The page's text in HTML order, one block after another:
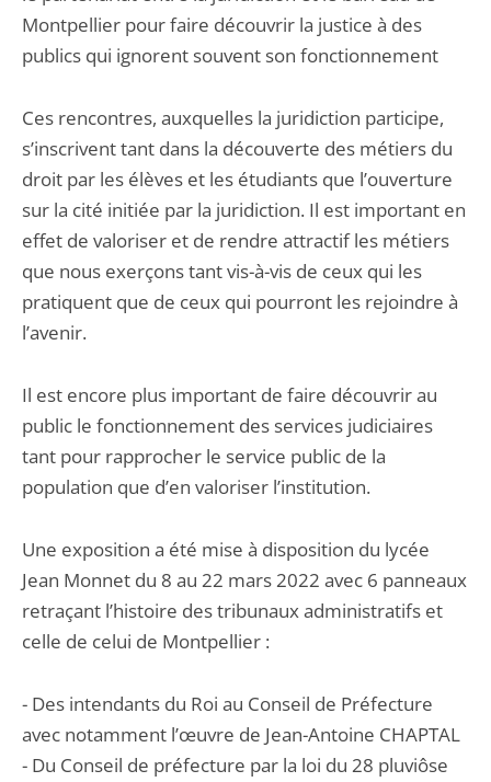
Montpellier pour faire découvrir la justice à des
publics qui ignorent souvent son fonctionnement
Ces rencontres, auxquelles la juridiction participe,
s’inscrivent tant dans la découverte des métiers du
droit par les élèves et les étudiants que l’ouverture
sur la cité initiée par la juridiction. Il est important en
effet de valoriser et de rendre attractif les métiers
que nous exerçons tant vis-à-vis de ceux qui les
pratiquent que de ceux qui pourront les rejoindre à
l’avenir.
Il est encore plus important de faire découvrir au
public le fonctionnement des services judiciaires
tant pour rapprocher le service public de la
population que d’en valoriser l’institution.
Une exposition a été mise à disposition du lycée
Jean Monnet du 8 au 22 mars 2022 avec 6 panneaux
retraçant l’histoire des tribunaux administratifs et
celle de celui de Montpellier :
- Des intendants du Roi au Conseil de Préfecture
avec notamment l’œuvre de Jean-Antoine CHAPTAL
- Du Conseil de préfecture par la loi du 28 pluviôse